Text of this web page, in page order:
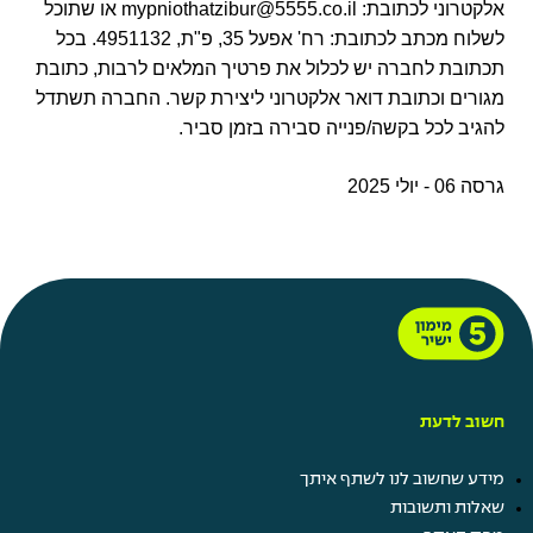
אלקטרוני לכתובת: mypniothatzibur@5555.co.il או שתוכל
לשלוח מכתב לכתובת: רח' אפעל 35, פ"ת, 4951132. בכל
תכתובת לחברה יש לכלול את פרטיך המלאים לרבות, כתובת
מגורים וכתובת דואר אלקטרוני ליצירת קשר. החברה תשתדל
להגיב לכל בקשה/פנייה סבירה בזמן סביר.
גרסה 06 - יולי 2025
חשוב לדעת
מידע שחשוב לנו לשתף איתך
שאלות ותשובות